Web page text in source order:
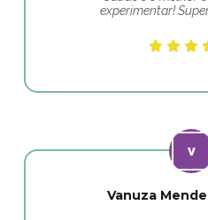
experimentar!
Vanuza